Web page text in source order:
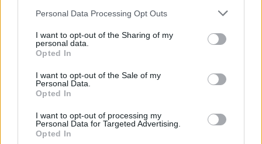
Personal Data Processing Opt Outs
I want to opt-out of the Sharing of my
personal data.
Opted In
I want to opt-out of the Sale of my
Personal Data.
Opted In
I want to opt-out of processing my
Personal Data for Targeted Advertising.
Opted In
Município de Anadia garante